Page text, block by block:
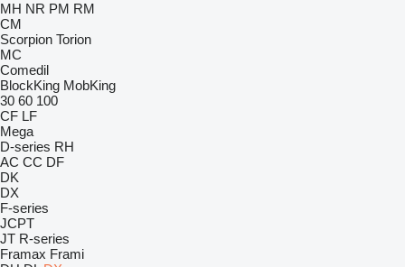
MH NR PM RM
CM
Scorpion Torion
MC
Comedil
BlockKing MobKing
30 60 100
CF LF
Mega
D-series RH
AC CC DF
DK
DX
F-series
JCPT
JT R-series
Framax Frami